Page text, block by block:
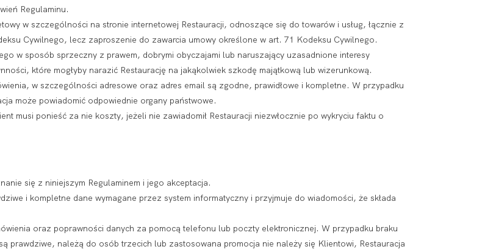
Regulaminu.
w szczególności na stronie internetowej Restauracji, odnoszące się do towarów i usług, łącznie z
Cywilnego, lecz zaproszenie do zawarcia umowy określone w art. 71 Kodeksu Cywilnego.
w sposób sprzeczny z prawem, dobrymi obyczajami lub naruszający uzasadnione interesy
które mogłyby narazić Restaurację na jakąkolwiek szkodę majątkową lub wizerunkową.
w szczególności adresowe oraz adres email są zgodne, prawidłowe i kompletne. W przypadku
może powiadomić odpowiednie organy państwowe.
musi ponieść za nie koszty, jeżeli nie zawiadomił Restauracji niezwłocznie po wykryciu faktu o
się z niniejszym Regulaminem i jego akceptacja.
i kompletne dane wymagane przez system informatyczny i przyjmuje do wiadomości, że składa
oraz poprawności danych za pomocą telefonu lub poczty elektronicznej. W przypadku braku
prawdziwe, należą do osób trzecich lub zastosowana promocja nie należy się Klientowi, Restauracja